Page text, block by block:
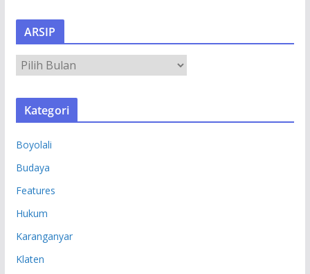
ARSIP
R
S
Kategori
Boyolali
Budaya
Features
Hukum
Karanganyar
Klaten